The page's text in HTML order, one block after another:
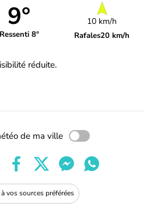
9°
Ressenti 8°
10 km/h
Rafales20 km/h
réduite.
de ma ville
vos sources préférées